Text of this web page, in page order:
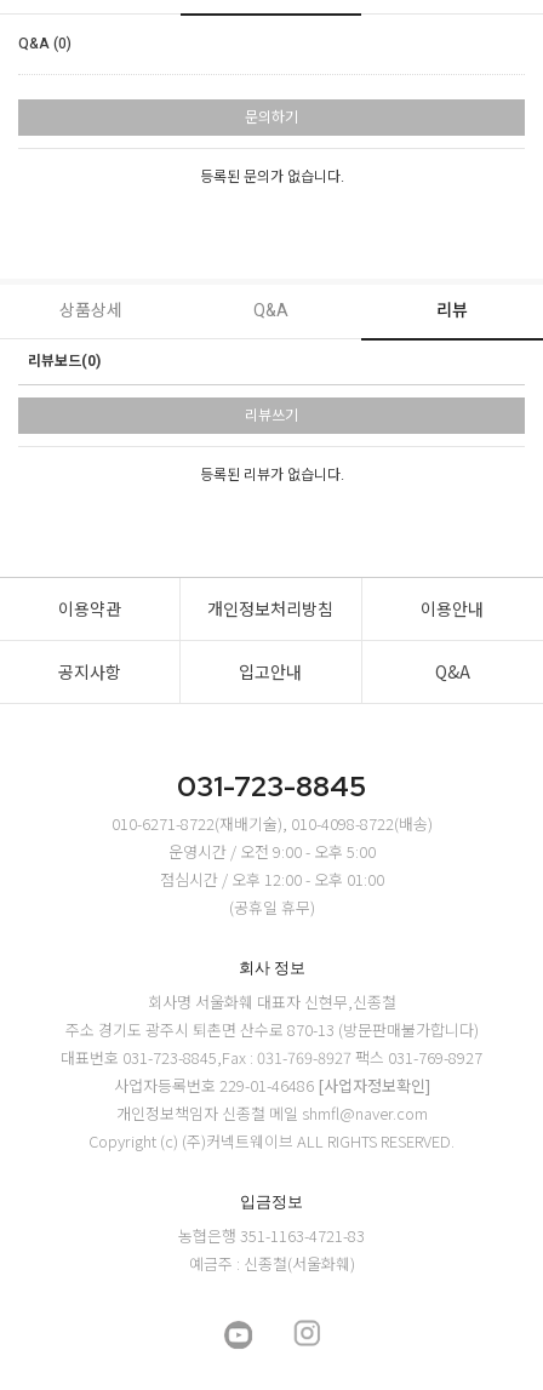
Q&A (0)
문의하기
등록된 문의가 없습니다.
상품상세 Q&A 리뷰
리뷰보드(0)
리뷰쓰기
등록된 리뷰가 없습니다.
이용약관 개인정보처리방침 이용안내
공지사항 입고안내 Q&A
031-723-8845
010-6271-8722(재배기술), 010-4098-8722(배송)
운영시간 / 오전 9:00 - 오후 5:00
점심시간 / 오후 12:00 - 오후 01:00
(공휴일 휴무)
회사 정보
회사명 서울화훼 대표자 신현무,신종철
주소 경기도 광주시 퇴촌면 산수로 870-13 (방문판매불가합니다)
대표번호 031-723-8845,Fax : 031-769-8927 팩스 031-769-8927
사업자등록번호 229-01-46486 [사업자정보확인]
개인정보책임자 신종철 메일 shmfl@naver.com
Copyright (c) (주)커넥트웨이브 ALL RIGHTS RESERVED.
입금정보
농협은행 351-1163-4721-83
예금주 : 신종철(서울화훼)